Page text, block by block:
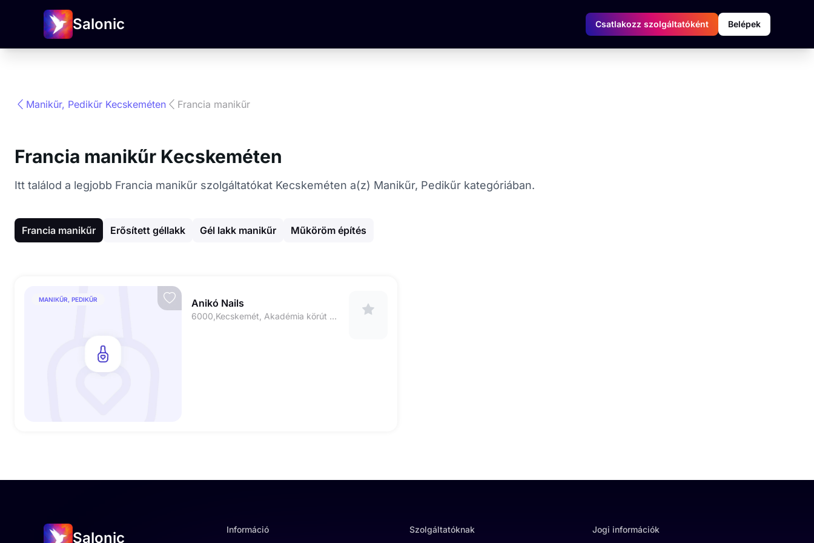
Salonic Csatlakozz szolgáltatóként Belépek
Manikűr, Pedikűr Kecskeméten Francia manikűr
Francia manikűr Kecskeméten
Itt találod a legjobb Francia manikűr szolgáltatókat Kecskeméten a(z) Manikűr, Pedikűr kategóriában.
Francia manikűr Erősített géllakk Gél lakk manikűr Műköröm építés
MANIKŰR, PEDIKŰR Anikó Nails
6000,Kecskemét, Akadémia körút 45. 2 /4. 104es kapucsengő
Salonic Információ Szolgáltatóknak Jogi információk